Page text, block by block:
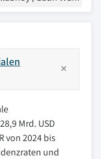
Mrd. USD
von 2024 bis
und